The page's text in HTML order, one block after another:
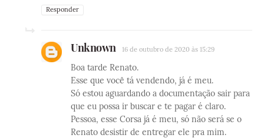
Responder
Unknown 16 de outubro de 2020 às 15:29
Boa tarde Renato.
Esse que você tá vendendo, já é meu.
Só estou aguardando a documentação sair para
que eu possa ir buscar e te pagar é claro.
Pessoa, esse Corsa já é meu, só não será se o
Renato desistir de entregar ele pra mim.